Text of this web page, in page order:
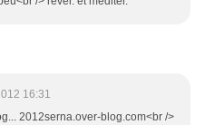
16:31
2012serna.over-blog.com<br />